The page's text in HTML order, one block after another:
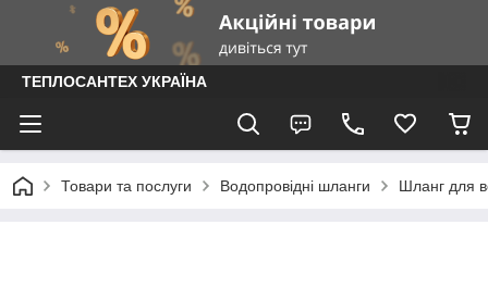
ТЕПЛОСАНТЕХ УКРАЇНА
Товари та послуги Водопровідні шланги Шланг для